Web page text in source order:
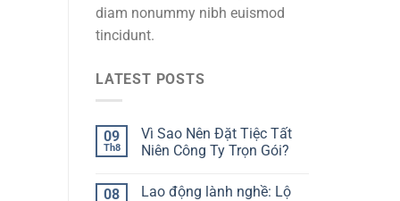
diam nonummy nibh euismod
tincidunt.
LATEST POSTS
09
Th8
Vì Sao Nên Đặt Tiệc Tất
Niên Công Ty Trọn Gói?
08
Lao động lành nghề: Lộ